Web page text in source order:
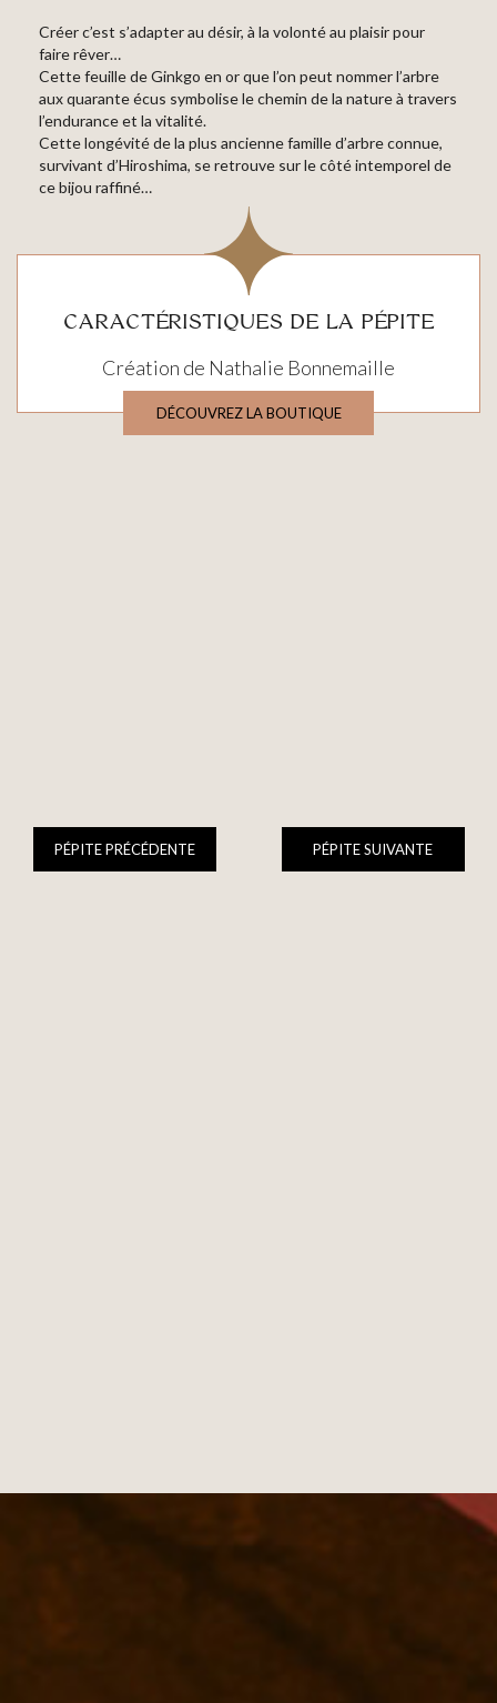
Créer c’est s’adapter au désir, à la volonté au plaisir pour
faire rêver…
Cette feuille de Ginkgo en or que l’on peut nommer l’arbre
aux quarante écus symbolise le chemin de la nature à travers
l’endurance et la vitalité.
Cette longévité de la plus ancienne famille d’arbre connue,
survivant d’Hiroshima, se retrouve sur le côté intemporel de
ce bijou raffiné…
CARACTÉRISTIQUES DE LA PÉPITE
Création de Nathalie Bonnemaille
DÉCOUVREZ LA BOUTIQUE
PÉPITE PRÉCÉDENTE PÉPITE SUIVANTE